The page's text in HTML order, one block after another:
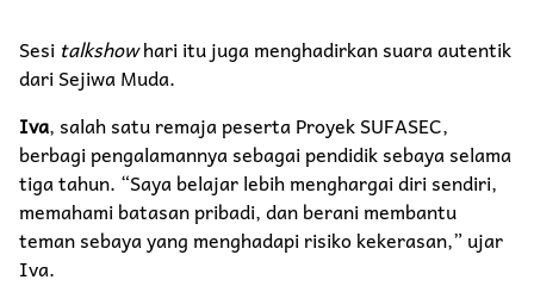
Sesi talkshowhari itu juga menghadirkan suara autentik
dari Sejiwa Muda.
Iva, salah satu remaja peserta Proyek SUFASEC,
berbagi pengalamannya sebagai pendidik sebaya selama
tiga tahun. “Saya belajar lebih menghargai diri sendiri,
memahami batasan pribadi, dan berani membantu
teman sebaya yang menghadapi risiko kekerasan,” ujar
Iva.